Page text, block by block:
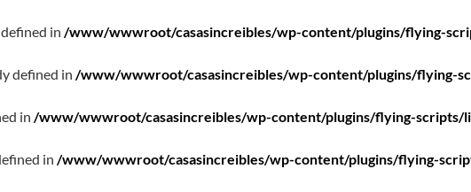
in /www/wwwroot/casasincreibles/wp-content/plugins/flying-
defined in /www/wwwroot/casasincreibles/wp-content/plugins/flying-
in /www/wwwroot/casasincreibles/wp-content/plugins/flying-scripts/
in /www/wwwroot/casasincreibles/wp-content/plugins/flying-